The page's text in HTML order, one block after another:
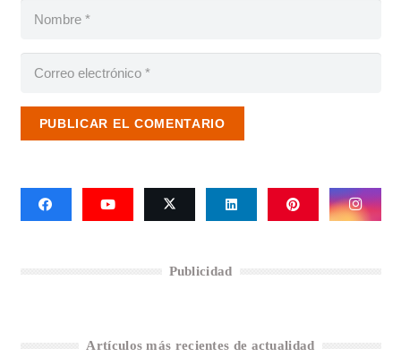
PUBLICAR EL COMENTARIO
Publicidad
Artículos más recientes de actualidad